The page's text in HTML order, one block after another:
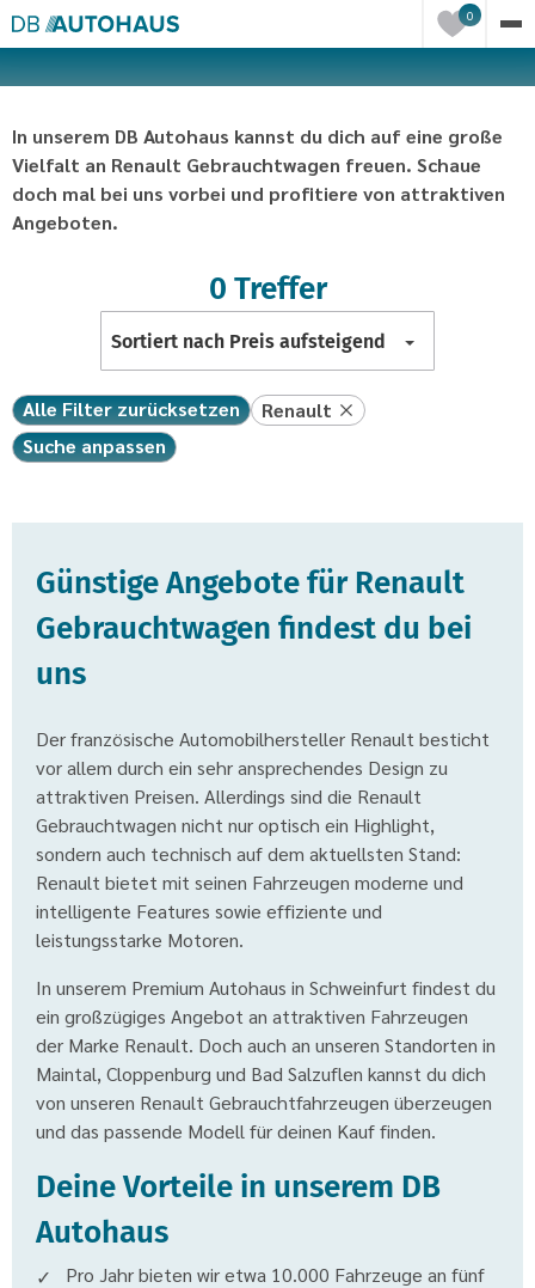
0Einträge
In unserem DB Autohaus kannst du dich auf eine große
Vielfalt an Renault Gebrauchtwagen freuen. Schaue
doch mal bei uns vorbei und profitiere von attraktiven
Angeboten.
0 Treffer
sortieren
Sortiert nach Preis aufsteigend
Alle Filter zurücksetzen
Renault
Suche anpassen
Günstige Angebote für Renault
Gebrauchtwagen findest du bei
uns
Der französische Automobilhersteller Renault besticht
vor allem durch ein sehr ansprechendes Design zu
attraktiven Preisen. Allerdings sind die Renault
Gebrauchtwagen nicht nur optisch ein Highlight,
sondern auch technisch auf dem aktuellsten Stand:
Renault bietet mit seinen Fahrzeugen moderne und
intelligente Features sowie effiziente und
leistungsstarke Motoren.
In unserem Premium Autohaus in Schweinfurt findest du
ein großzügiges Angebot an attraktiven Fahrzeugen
der Marke Renault. Doch auch an unseren Standorten in
Maintal, Cloppenburg und Bad Salzuflen kannst du dich
von unseren Renault Gebrauchtfahrzeugen überzeugen
und das passende Modell für deinen Kauf finden.
Deine Vorteile in unserem DB
Autohaus
Pro Jahr bieten wir etwa 10.000 Fahrzeuge an fünf